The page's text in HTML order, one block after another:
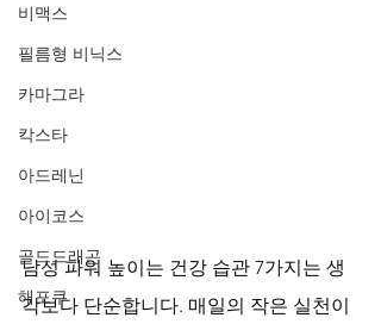
비맥스
필름형 비닉스
카마그라
칵스타
아드레닌
아이코스
골드드래곤
해포쿠
남성 파워 높이는 건강 습관 7가지는 생
각보다 단순합니다. 매일의 작은 실천이